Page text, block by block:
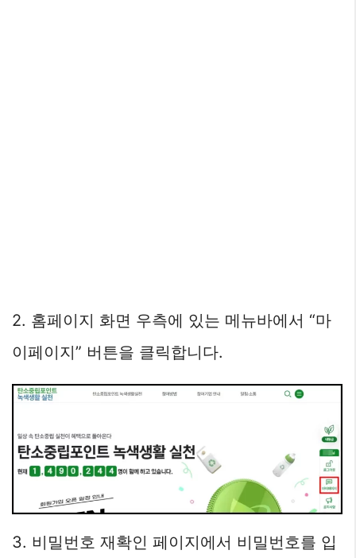
2. 홈페이지 화면 우측에 있는 메뉴바에서 “마
이페이지” 버튼을 클릭합니다.
3. 비밀번호 재확인 페이지에서 비밀번호를 입